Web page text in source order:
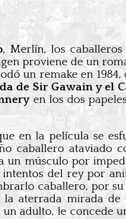
, Merlín, los
proviene de un
un remake en
de Sir Gawain y el
en los dos
en la película se
caballero ataviado
músculo por
del rey por
caballero, por
aterrada mirada de
adulto, le concede